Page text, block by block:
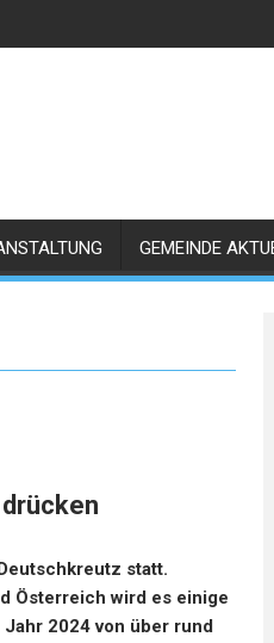
GEMEINDE
statt.
Österreich wird es einige
2024 von über rund